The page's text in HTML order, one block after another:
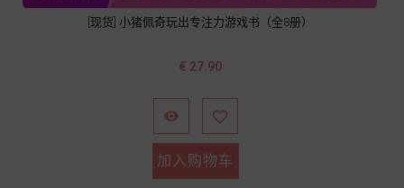
[现货] 小猪佩奇玩出专注力游戏书（全8册）
价
€ 27.90
 
加入购物车